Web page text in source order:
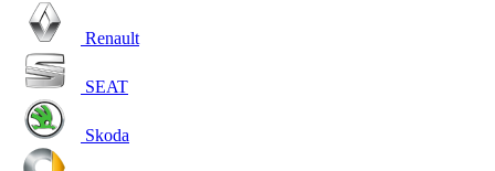
Renault
SEAT
Skoda